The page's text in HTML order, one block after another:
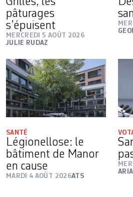
pâturages
s’épuisent
MERCREDI 5 AOÛT 2026
JULIE RUDAZ
SANTÉ
Légionellose: le
bâtiment de Manor
en cause
MARDI 4 AOÛT 2026ATS